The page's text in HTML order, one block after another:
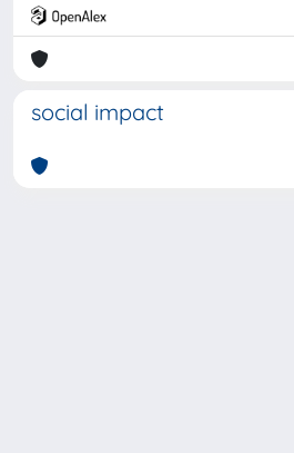
social impact